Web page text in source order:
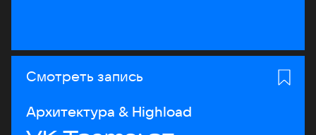
Смотреть запись
Архитектура & Highload